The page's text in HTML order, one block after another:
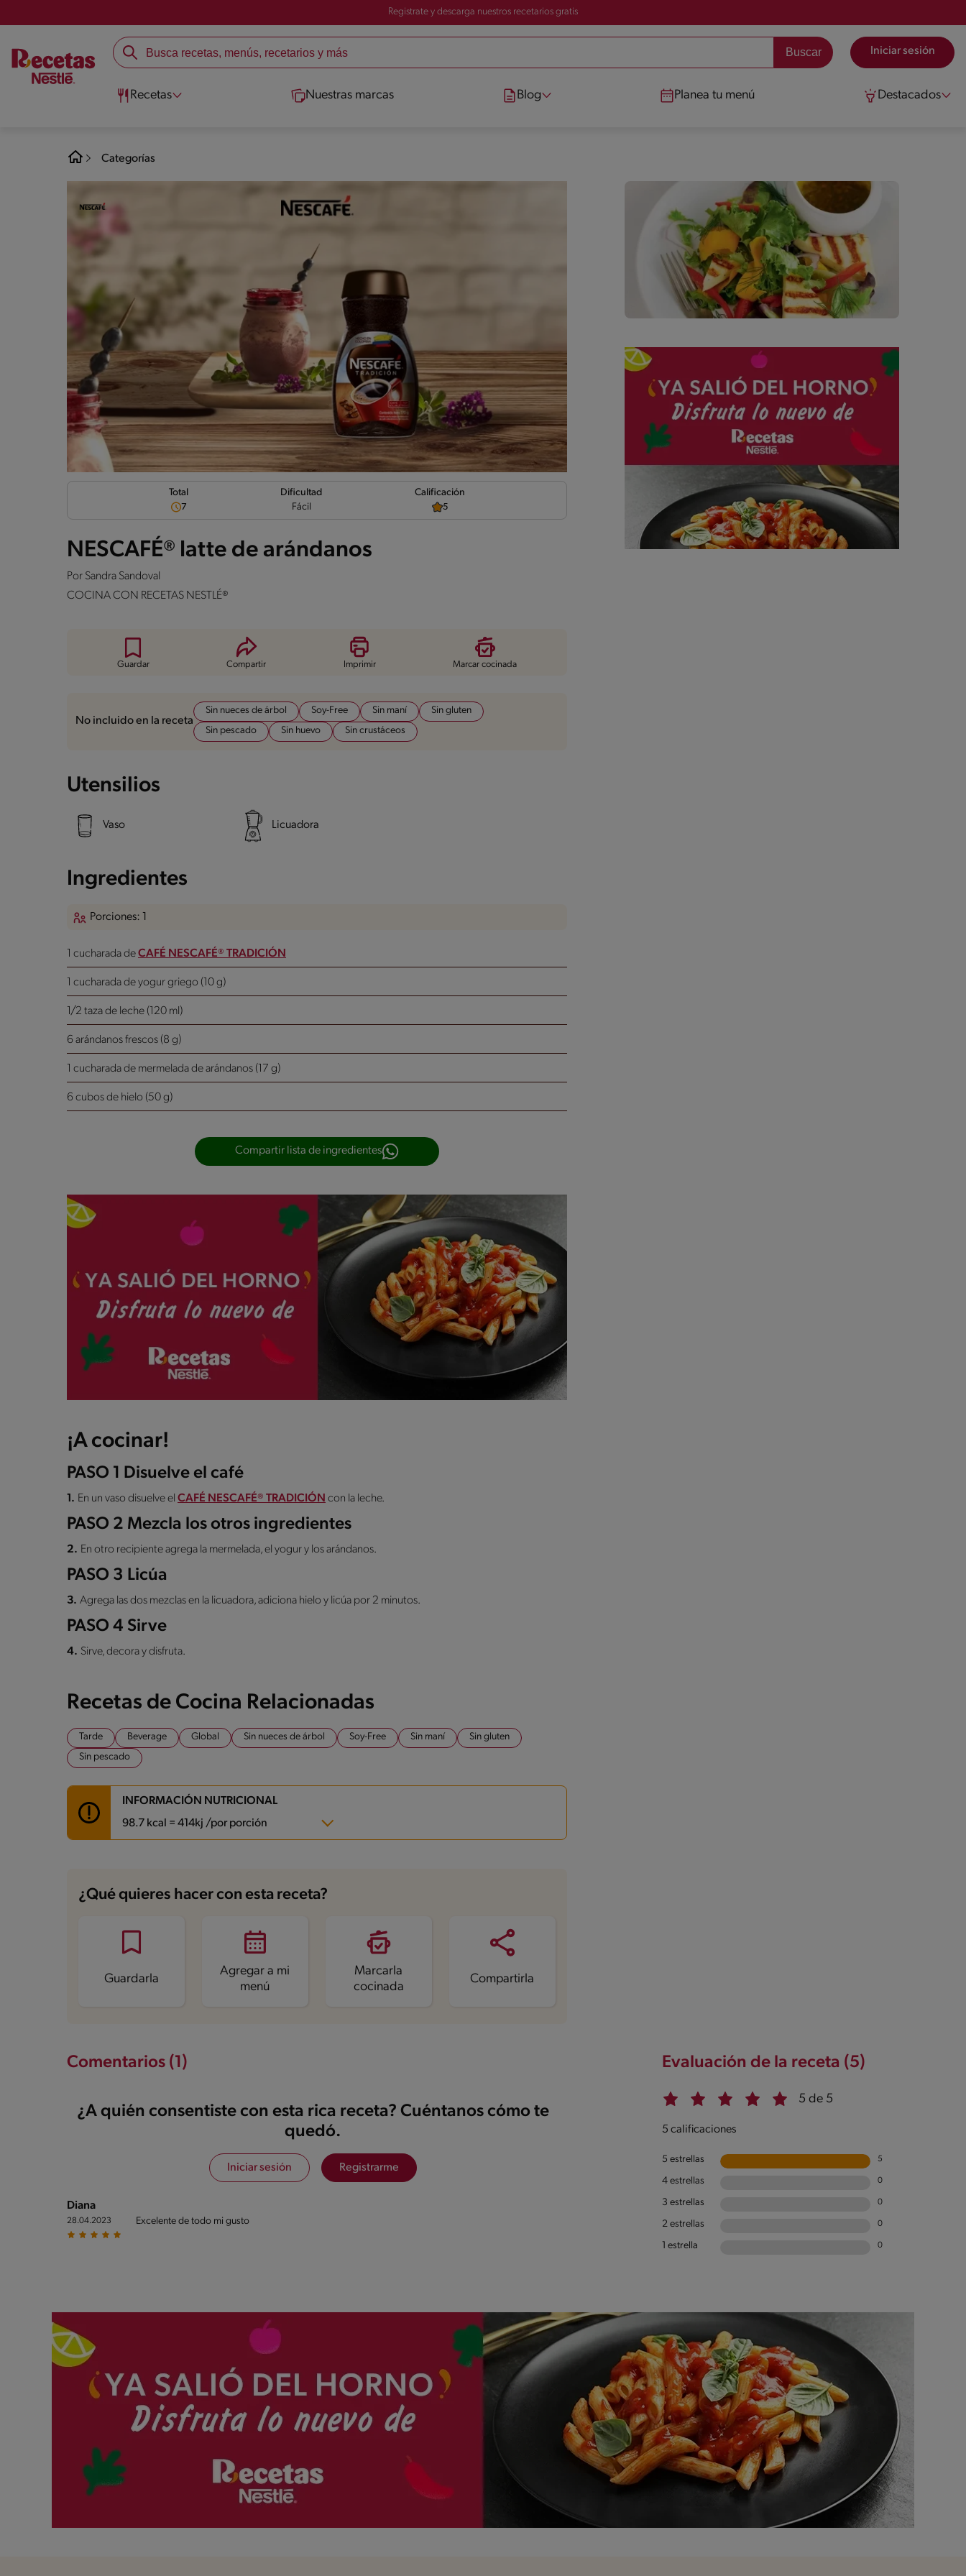
Registrate y descarga nuestros recetarios gratis
Iniciar sesión
Recetas Nuestras marcas Blog Planea tu menú Destacados
Categorías
Total
7
Dificultad
Fácil
Calificación
5
NESCAFÉ® latte de arándanos
Por Sandra Sandoval
COCINA CON RECETAS NESTLÉ®
Guardar Compartir Imprimir Marcar cocinada
No incluido en la receta
Sin nueces de árbol Soy-Free Sin maní
Sin gluten
Sin pescado
Sin huevo Sin crustáceos
Utensilios
Vaso Licuadora
Ingredientes
Porciones: 1
1 cucharada deCAFÉ NESCAFÉ® TRADICIÓN
1 cucharada de yogur griego (10 g)
1/2 taza de leche (120 ml)
6 arándanos frescos (8 g)
1 cucharada de mermelada de arándanos (17 g)
6 cubos de hielo (50 g)
Compartir lista de ingredientes
¡A cocinar!
PASO 1 Disuelve el café
1. En un vaso disuelve el CAFÉ NESCAFÉ® TRADICIÓN con la leche.
PASO 2 Mezcla los otros ingredientes
2. En otro recipiente agrega la mermelada, el yogur y los arándanos.
PASO 3 Licúa
3. Agrega las dos mezclas en la licuadora, adiciona hielo y licúa por 2 minutos.
PASO 4 Sirve
4. Sirve, decora y disfruta.
Recetas de Cocina Relacionadas
Tarde Beverage Global Sin nueces de árbol Soy-Free Sin maní
Sin gluten
Sin pescado
INFORMACIÓN NUTRICIONAL
98.7 kcal = 414kj /por porción
Energía
98.7 kcal
Grasas 0.2 g
Sodio
¿Qué quieres hacer con esta receta?
Guardarla
Agregar a mi
menú
Marcarla
cocinada
Compartirla
Evaluación de la receta (5)
5 de 5
5 calificaciones
5 estrellas 5
4 estrellas 0
3 estrellas 0
2 estrellas 0
1 estrella 0
Comentarios (1)
¿A quién consentiste con esta rica receta? Cuéntanos cómo te
quedó.
Iniciar sesión Registrarme
Diana
28.04.2023 Excelente de todo mi gusto